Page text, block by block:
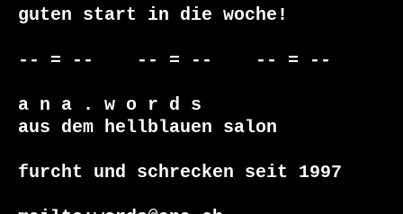
guten start in die woche!
-- = --    -- = --    -- = --
a n a . w o r d s
aus dem hellblauen salon
furcht und schrecken seit 1997